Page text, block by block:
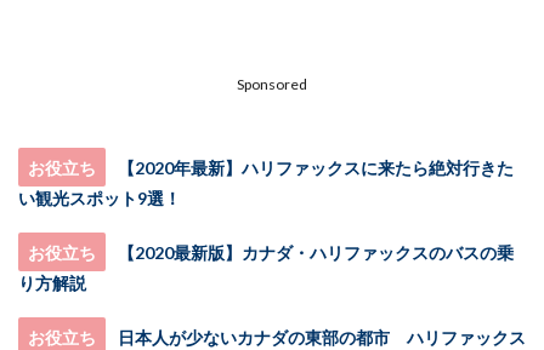
Sponsored
お役立ち
【2020年最新】ハリファックスに来たら絶対行きた
い観光スポット9選！
お役立ち
【2020最新版】カナダ・ハリファックスのバスの乗
り方解説
お役立ち 日本人が少ないカナダの東部の都市 ハリファックス